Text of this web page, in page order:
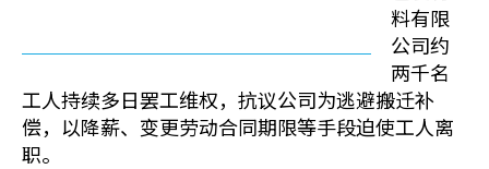
料有限
公司约
两千名
工人持续多日罢工维权，抗议公司为逃避搬迁补
偿，以降薪、变更劳动合同期限等手段迫使工人离
职。